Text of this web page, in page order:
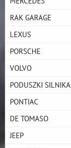
RAK GARAGE
LEXUS
PORSCHE
VOLVO
PODUSZKI SILNIKA
PONTIAC
DE TOMASO
JEEP